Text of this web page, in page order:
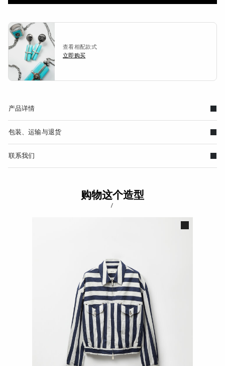
查看相配款式
立即购买
产品详情
包装、运输与退货
联系我们
购物这个造型
/